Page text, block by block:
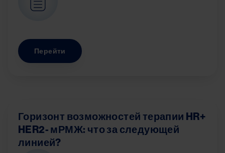
Перейти
Горизонт возможностей терапии HR+
HER2- мРМЖ: что за следующей
линией?